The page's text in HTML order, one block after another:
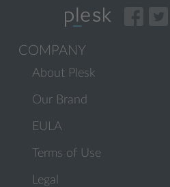
COMPANY
About Plesk
Our Brand
EULA
Terms of Use
Legal